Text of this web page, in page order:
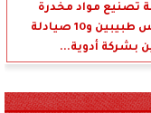
مواد مخدرة
بسوهاج..حبس طبيبين و10 صيادلة
بشركة أدوية...